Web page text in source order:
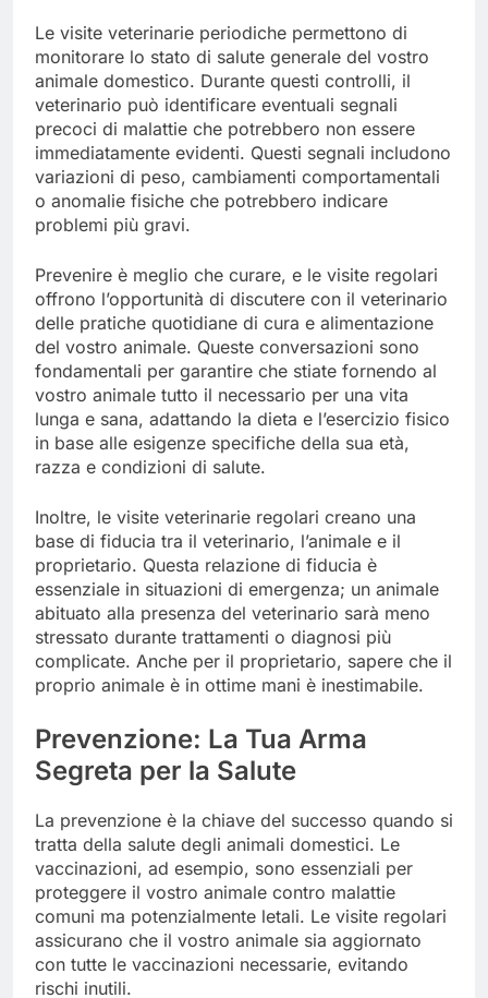
Le visite veterinarie periodiche permettono di
monitorare lo stato di salute generale del vostro
animale domestico. Durante questi controlli, il
veterinario può identificare eventuali segnali
precoci di malattie che potrebbero non essere
immediatamente evidenti. Questi segnali includono
variazioni di peso, cambiamenti comportamentali
o anomalie fisiche che potrebbero indicare
problemi più gravi.
Prevenire è meglio che curare, e le visite regolari
offrono l’opportunità di discutere con il veterinario
delle pratiche quotidiane di cura e alimentazione
del vostro animale. Queste conversazioni sono
fondamentali per garantire che stiate fornendo al
vostro animale tutto il necessario per una vita
lunga e sana, adattando la dieta e l’esercizio fisico
in base alle esigenze specifiche della sua età,
razza e condizioni di salute.
Inoltre, le visite veterinarie regolari creano una
base di fiducia tra il veterinario, l’animale e il
proprietario. Questa relazione di fiducia è
essenziale in situazioni di emergenza; un animale
abituato alla presenza del veterinario sarà meno
stressato durante trattamenti o diagnosi più
complicate. Anche per il proprietario, sapere che il
proprio animale è in ottime mani è inestimabile.
Prevenzione: La Tua Arma
Segreta per la Salute
La prevenzione è la chiave del successo quando si
tratta della salute degli animali domestici. Le
vaccinazioni, ad esempio, sono essenziali per
proteggere il vostro animale contro malattie
comuni ma potenzialmente letali. Le visite regolari
assicurano che il vostro animale sia aggiornato
con tutte le vaccinazioni necessarie, evitando
rischi inutili.